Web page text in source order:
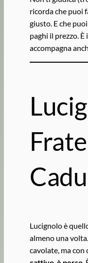
ricorda che puoi
giusto. E che
paghi il prezzo.
accompagna
Lucignolo è
almeno una
cavolate, ma con